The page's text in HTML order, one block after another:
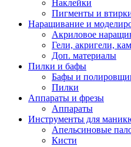
Наклейки
Пигменты и
Наращивание и
Акриловое
Гели, акригели,
Доп. материалы
Пилки и бафы
Бафы и
Пилки
Аппараты и фрезы
Аппараты
Инструменты для
Апельсиновые
Кисти